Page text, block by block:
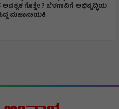
ಅವಶ್ಯಕ ಗೊತ್ತೇ ? ಬೆಳಗಾವಿಗೆ ಅಭಿವೃದ್ಧಿಯ
ಮಹಾನಾಯಕಿ